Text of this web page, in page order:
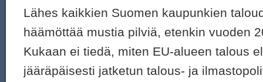
Lähes kaikkien Suomen kaupunkien
häämöttää mustia pilviä, etenkin vuoden
Kukaan ei tiedä, miten EU-alueen talous
jääräpäisesti jatketun talous- ja